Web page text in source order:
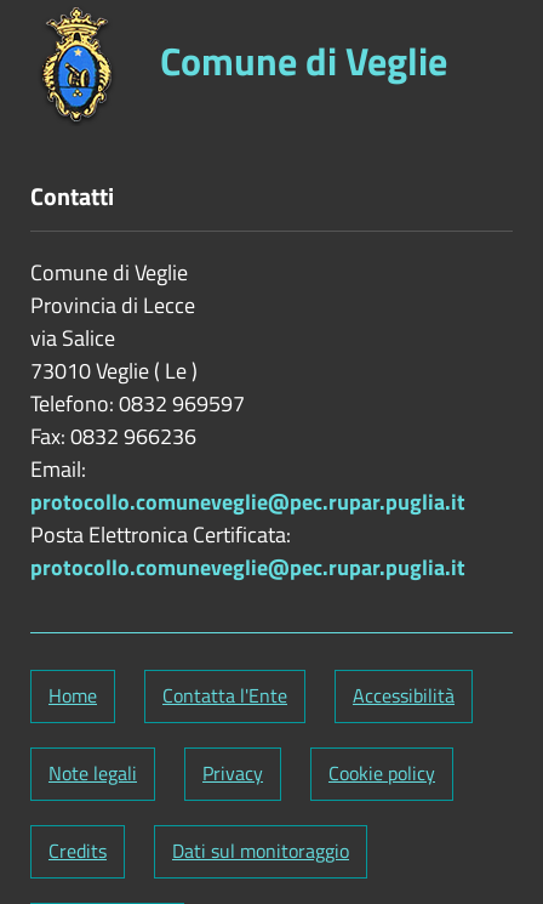
Comune di Veglie
Contatti
Comune di Veglie
Provincia di Lecce
via Salice
73010Veglie( Le)
Telefono: 0832 969597
Fax: 0832 966236
Email:
protocollo.comuneveglie@pec.rupar.puglia.it
Posta Elettronica Certificata:
protocollo.comuneveglie@pec.rupar.puglia.it
Home Contatta l'Ente Accessibilità
Note legali Privacy Cookie policy
Credits Dati sul monitoraggio